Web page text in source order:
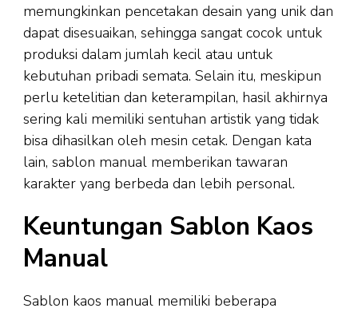
memungkinkan pencetakan desain yang unik dan
dapat disesuaikan, sehingga sangat cocok untuk
produksi dalam jumlah kecil atau untuk
kebutuhan pribadi semata. Selain itu, meskipun
perlu ketelitian dan keterampilan, hasil akhirnya
sering kali memiliki sentuhan artistik yang tidak
bisa dihasilkan oleh mesin cetak. Dengan kata
lain, sablon manual memberikan tawaran
karakter yang berbeda dan lebih personal.
Keuntungan Sablon Kaos
Manual
Sablon kaos manual memiliki beberapa